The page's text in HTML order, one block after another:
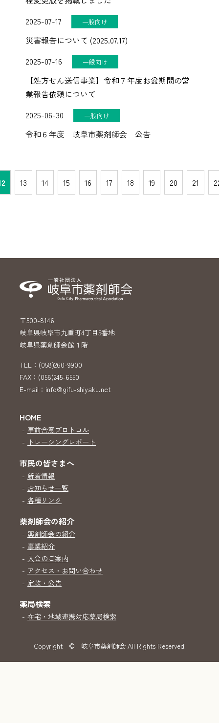
2025-07-17
一般向け
災害報告について (2025.07.17)
2025-07-16
一般向け
【処方せん送信事業】令和７年度お盆期間の営
業報告依頼について
2025-06-30
一般向け
令和６年度 岐阜市薬剤師会 公告
13 14 15 16 17 18 19 20 21
〒500-8146
岐阜県岐阜市九重町4丁目5番地
岐阜県薬剤師会館１階
TEL：(058)260-9900
FAX：(058)245-6550
E-mail：info@gifu-shiyaku.net
HOME
- 事前合意プロトコル
- トレーシングレポート
市民の皆さまへ
- 新着情報
- お知らせ一覧
- 各種リンク
薬剤師会の紹介
- 薬剤師会の紹介
- 事業紹介
- 入会のご案内
- アクセス・お問い合わせ
- 定款・公告
薬局検索
- 在宅・地域連携対応薬局検索
Copyright© 岐阜市薬剤師会 All Rights Reserved.